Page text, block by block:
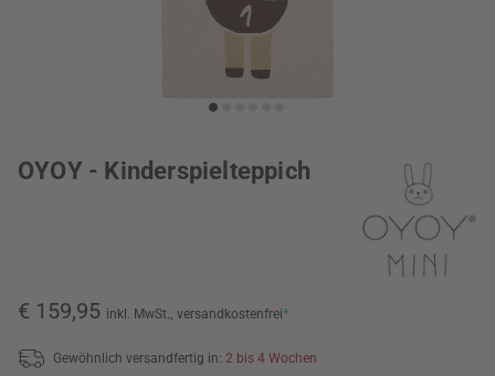
OYOY - Kinderspielteppich
€ 159,95 inkl. MwSt., versandkostenfrei*
Gewöhnlich versandfertig in: 2 bis 4 Wochen